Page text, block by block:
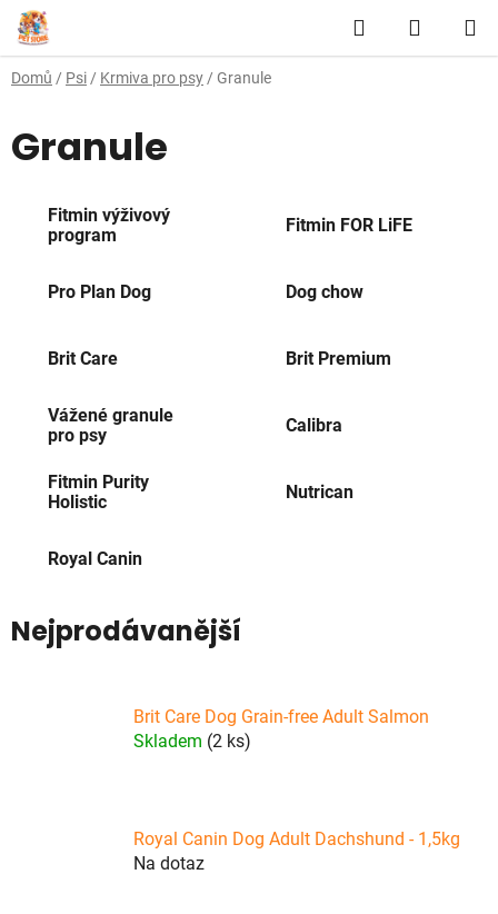
Přejít
na
obsah
Hledat
KOŠÍK
Domů / Psi / Krmiva pro psy / Granule
Granule
Fitmin výživový
program
Fitmin FOR LiFE
Pro Plan Dog Dog chow
Brit Care Brit Premium
Vážené granule
pro psy
Calibra
Fitmin Purity
Holistic
Nutrican
Royal Canin
Nejprodávanější
Brit Care Dog Grain-free Adult Salmon
Skladem (2 ks)
Royal Canin Dog Adult Dachshund - 1,5kg
Na dotaz